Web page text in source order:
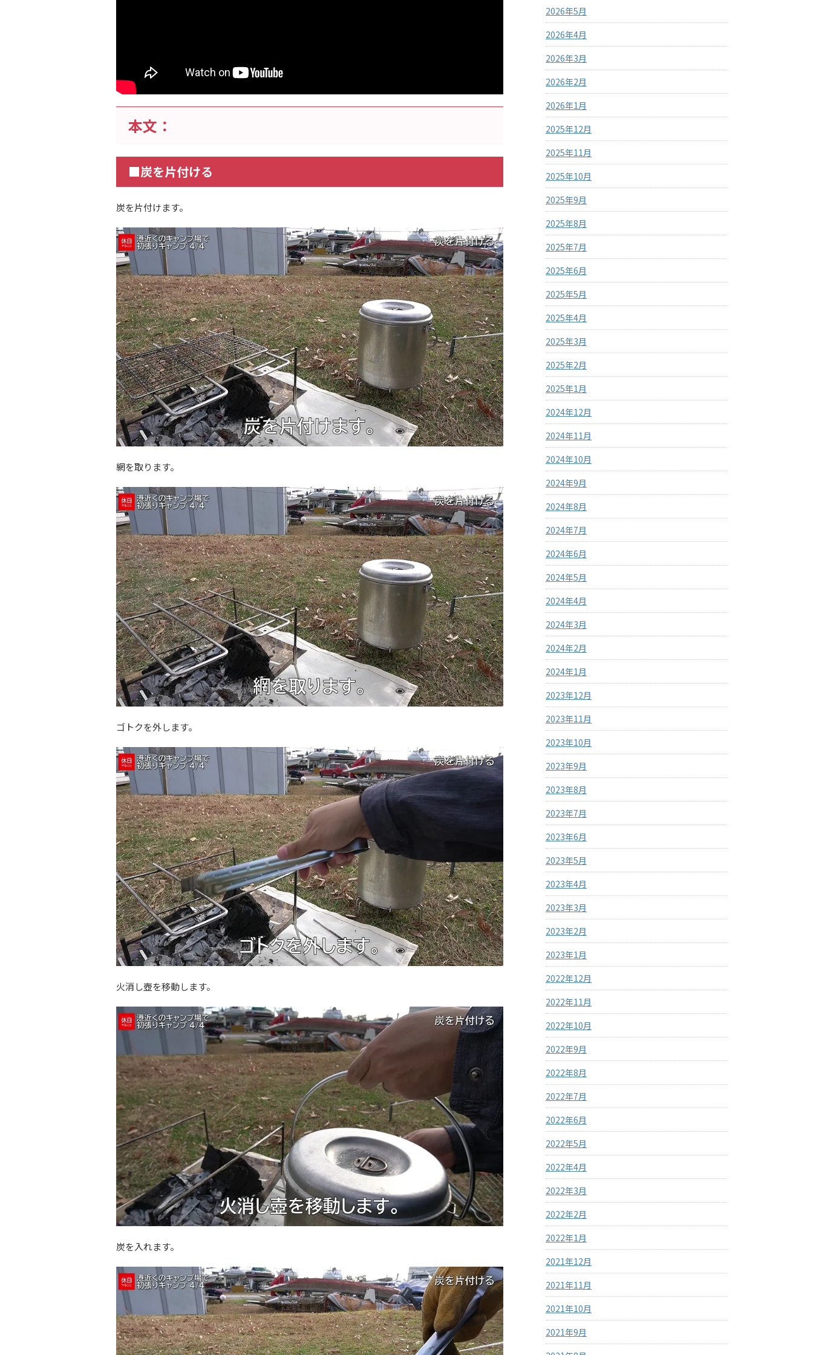
本文：
■炭を片付ける
炭を片付けます。
網を取ります。
ゴトクを外します。
火消し壺を移動します。
炭を入れます。
2026年5月
2026年4月
2026年3月
2026年2月
2026年1月
2025年12月
2025年11月
2025年10月
2025年9月
2025年8月
2025年7月
2025年6月
2025年5月
2025年4月
2025年3月
2025年2月
2025年1月
2024年12月
2024年11月
2024年10月
2024年9月
2024年8月
2024年7月
2024年6月
2024年5月
2024年4月
2024年3月
2024年2月
2024年1月
2023年12月
2023年11月
2023年10月
2023年9月
2023年8月
2023年7月
2023年6月
2023年5月
2023年4月
2023年3月
2023年2月
2023年1月
2022年12月
2022年11月
2022年10月
2022年9月
2022年8月
2022年7月
2022年6月
2022年5月
2022年4月
2022年3月
2022年2月
2022年1月
2021年12月
2021年11月
2021年10月
2021年9月